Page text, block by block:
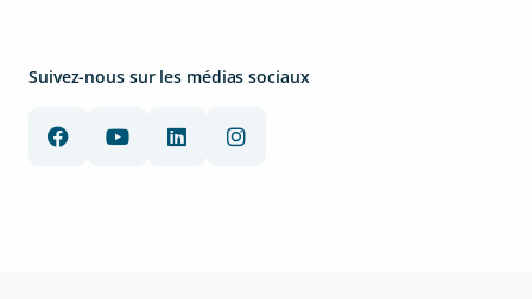
Suivez-nous sur les médias sociaux